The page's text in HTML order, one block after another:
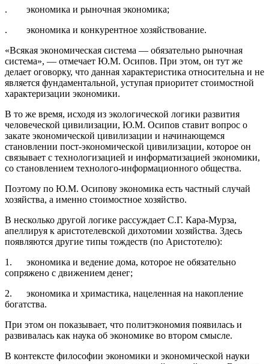
. экономика и рыночная экономика;
. экономика и конкурентное хозяйствование.
«Всякая экономическая система — обязательно рыночная
система», — отмечает Ю.М. Осипов. При этом, он тут же
делает оговорку, что данная характеристика относительна и не
является фундаментальной, уступая приоритет стоимостной
характеризации экономики.
В то же время, исходя из экологической логики развития
человеческой цивилизации, Ю.М. Осипов ставит вопрос о
закате экономической цивилизации и начинающемся
становлении пост-экономической цивилизации, которое он
связывает с технологизацией и информатизацией экономики,
со становлением технолого-информационного общества.
Поэтому по Ю.М. Осипову экономика есть частный случай
хозяйства, а именно стоимостное хозяйство.
В несколько другой логике рассуждает С.Г. Кара-Мурза,
апеллируя к аристотелевской дихотомии хозяйства. Здесь
появляются другие типы тождеств (по Аристотелю):
1. экономика и ведение дома, которое не обязательно
сопряжено с движением денег;
2. экономика и хримастика, нацеленная на накопление
богатства.
При этом он показывает, что политэкономия появилась и
развивалась как наука об экономике во втором смысле.
В контексте философии экономики и экономической науки